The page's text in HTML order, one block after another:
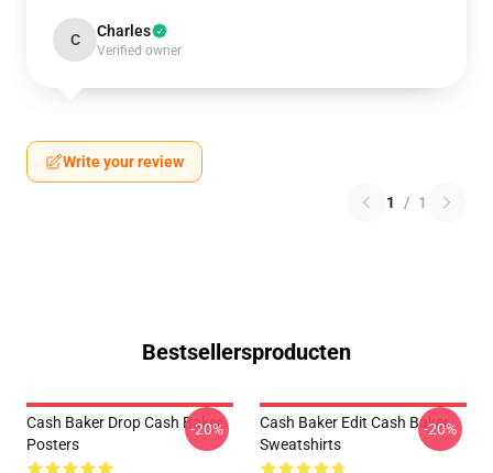
C Charles
Verified owner
Write your review
1 / 1
Bestsellersproducten
Cash Baker Drop Cash Baker
Posters
-20%
Cash Baker Edit Cash Baker
Sweatshirts
-20%